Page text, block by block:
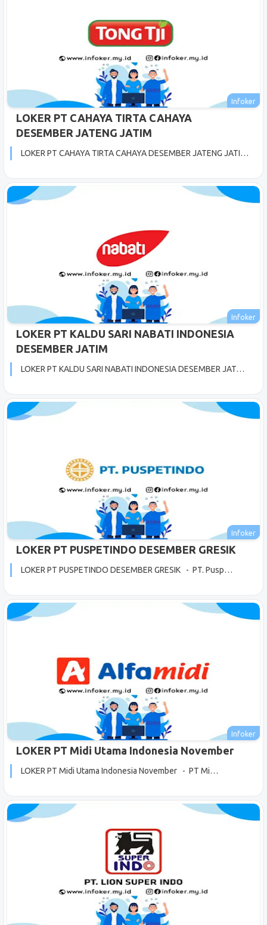
LOKER PT CAHAYA TIRTA CAHAYA
DESEMBER JATENG JATIM
LOKER PT CAHAYA TIRTA CAHAYA DESEMBER JATENG JATI…
LOKER PT KALDU SARI NABATI INDONESIA
DESEMBER JATIM
LOKER PT KALDU SARI NABATI INDONESIA DESEMBER JAT…
LOKER PT PUSPETINDO DESEMBER GRESIK
LOKER PT PUSPETINDO DESEMBER GRESIK - PT. Pusp…
LOKER PT Midi Utama Indonesia November
LOKER PT Midi Utama Indonesia November - PT Mi…